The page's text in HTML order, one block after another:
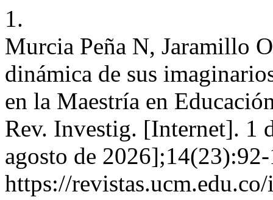
1.
Murcia Peña N, Jaramillo
dinámica de sus
en la Maestría en
Rev. Investig. [Internet]. 1
agosto de
https://